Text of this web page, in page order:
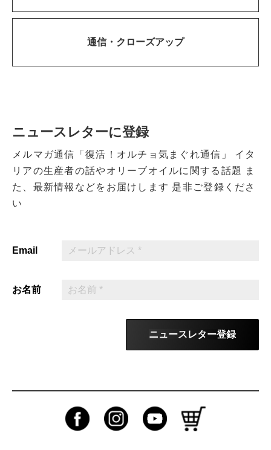
通信・ クローズアップ
ニュースレターに登録
メルマガ通信「復活！オルチョ気まぐれ通信」
イタ
リアの生産者の話やオリーブオイルに関する話題
ま
た、最新情報などをお届けします 是非ご登録くださ
い
Email
お名前
ニュースレター登録